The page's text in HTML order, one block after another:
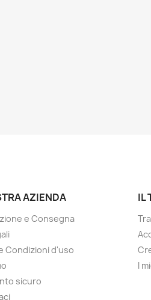
AZIENDA
e Consegna
Condizioni d'uso
sicuro
IL
I